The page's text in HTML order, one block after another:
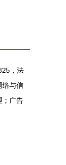
，法
络与信
；广告